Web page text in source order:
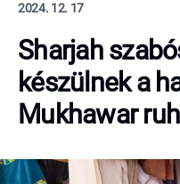
2024. 12. 17
Sharjah
készülnek a
Mukhawar